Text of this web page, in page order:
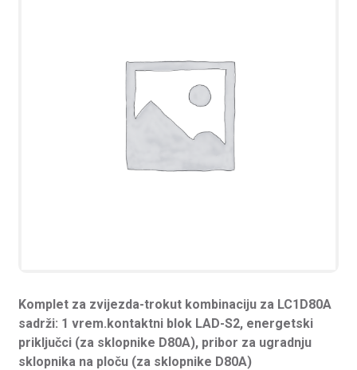
Komplet za zvijezda-trokut kombinaciju za LC1D80A
sadrži: 1 vrem.kontaktni blok LAD-S2, energetski
priključci (za sklopnike D80A), pribor za ugradnju
sklopnika na ploču (za sklopnike D80A)